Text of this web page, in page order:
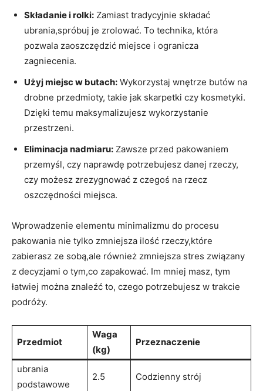
Składanie i rolki: ⁤Zamiast tradycyjnie składać
ubrania,spróbuj⁤ je zrolować. To technika, która
pozwala zaoszczędzić miejsce i ogranicza
zagniecenia.
Użyj miejsc w butach: Wykorzystaj ⁢wnętrze ⁢butów na
drobne przedmioty, takie jak skarpetki czy kosmetyki.
Dzięki⁣ temu ⁣maksymalizujesz wykorzystanie
‍przestrzeni.
Eliminacja nadmiaru: Zawsze przed pakowaniem
przemyśl, czy naprawdę potrzebujesz danej ​rzeczy,
czy możesz ​zrezygnować z czegoś‌ na rzecz
oszczędności​ miejsca.
Wprowadzenie ⁤elementu minimalizmu do procesu
pakowania nie tylko zmniejsza ‍ilość rzeczy,które
zabierasz ze ‌sobą,ale również⁤ zmniejsza stres związany⁢
z decyzjami ⁤o ‍tym,co zapakować. Im ​mniej masz, tym‍
łatwiej można znaleźć to,‌ czego potrzebujesz w trakcie
podróży.
Przedmiot
Waga
(kg)
Przeznaczenie
ubrania ​
podstawowe
2.5 Codzienny strój